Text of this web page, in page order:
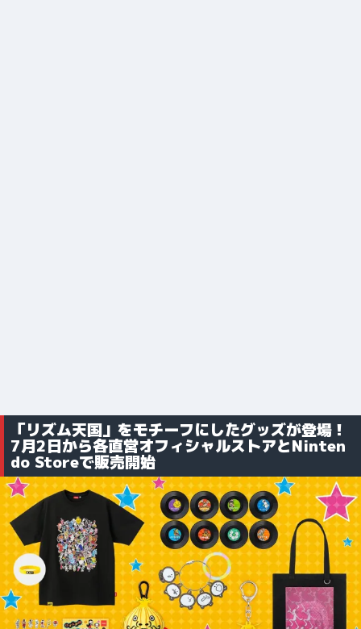
「リズム天国」をモチーフにしたグッズが登場！
7月2日から各直営オフィシャルストアとNinten
do Storeで販売開始